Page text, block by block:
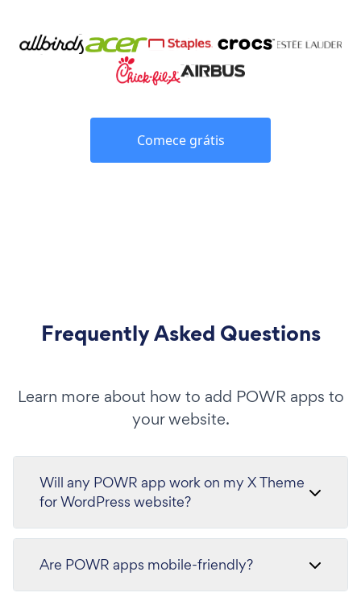
Comece grátis
Frequently Asked Questions
Learn more about how to add POWR apps to
your website.
Will any POWR app work on my X Theme
for WordPress website?
Are POWR apps mobile-friendly?